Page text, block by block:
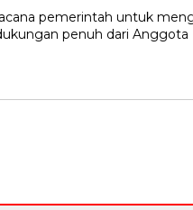
pemerintah untuk
penuh dari